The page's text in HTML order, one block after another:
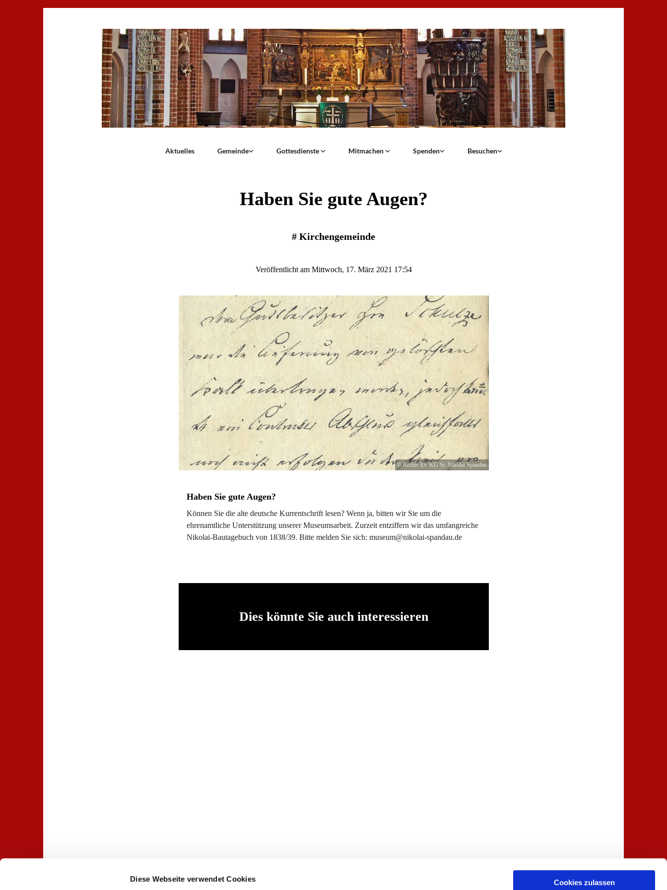
Diese Webseite verwendet Cookies Cookies zulassen
Aktuelles Gemeinde Gottesdienste Mitmachen Spenden Besuchen
Haben Sie gute Augen?
# Kirchengemeinde
Veröffentlicht am Mittwoch, 17. März 2021 17:54
© Archiv Ev. KG St. Nikolai Spandau
Haben Sie gute Augen?
Können Sie die alte deutsche Kurrentschrift lesen? Wenn ja, bitten wir Sie um die
ehrenamtliche Unterstützung unserer Museumsarbeit. Zurzeit entziffern wir das umfangreiche
Nikolai-Bautagebuch von 1838/39. Bitte melden Sie sich: museum@nikolai-spandau.de
Dies könnte Sie auch interessieren